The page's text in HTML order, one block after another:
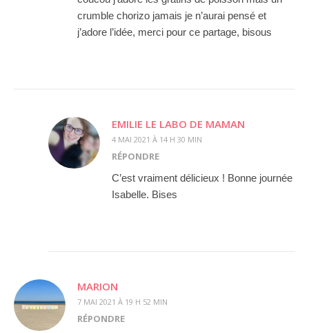
crumble chorizo jamais je n’aurai pensé et
j’adore l’idée, merci pour ce partage, bisous
EMILIE LE LABO DE MAMAN
4 MAI 2021 À 14 H 30 MIN
RÉPONDRE
C’est vraiment délicieux ! Bonne journée
Isabelle. Bises
MARION
7 MAI 2021 À 19 H 52 MIN
RÉPONDRE